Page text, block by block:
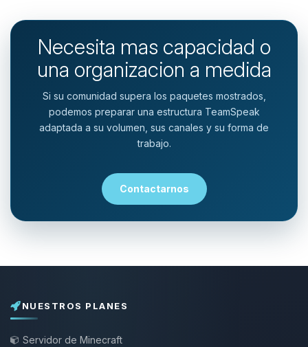
Necesita mas capacidad o
una organizacion a medida
Si su comunidad supera los paquetes mostrados,
podemos preparar una estructura TeamSpeak
adaptada a su volumen, sus canales y su forma de
trabajo.
Contactarnos
NUESTROS PLANES
Servidor de Minecraft